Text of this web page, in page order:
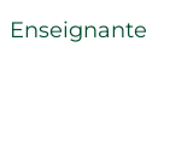
Enseignante